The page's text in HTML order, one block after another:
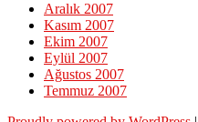
Aralık 2007
Kasım 2007
Ekim 2007
Eylül 2007
Ağustos 2007
Temmuz 2007